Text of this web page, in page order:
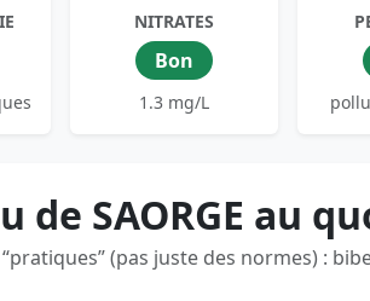
NITRATES
Bon
1.3 mg/L
de SAORGE au
(pas juste des normes) :